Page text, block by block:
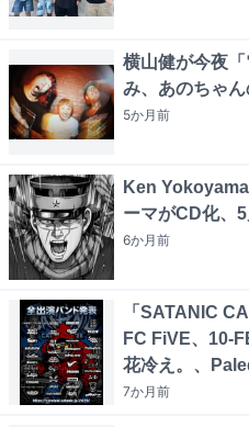
横山健が今夜
み、あのちゃ
5か月前
Ken
ーマがCD化、
6か月前
「SATANIC
FC FiVE、10-
花冷え。、
7か月前